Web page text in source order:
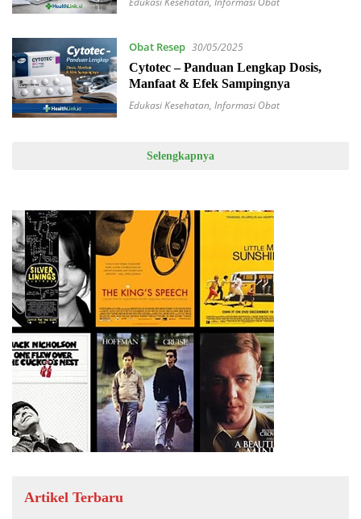
Obat Resep 30/05/2025
Cytotec – Panduan Lengkap Dosis,
Manfaat & Efek Sampingnya
Edukasi Kesehatan, Informasi Obat
Selengkapnya
Artikel Terbaru